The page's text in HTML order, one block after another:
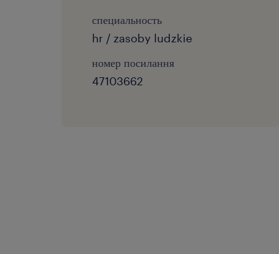
специальность
hr / zasoby ludzkie
номер посилання
47103662